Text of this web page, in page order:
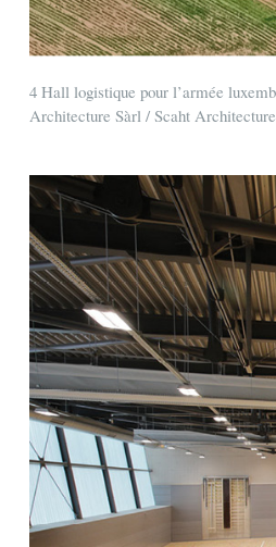
4 Hall logistique pour l’armée
Architecture Sàrl / Scaht